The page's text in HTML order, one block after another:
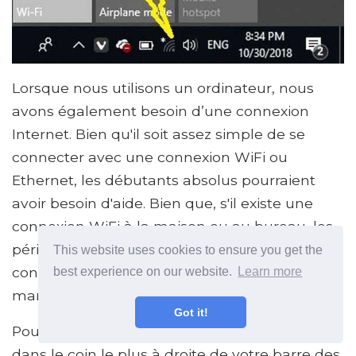
This website uses cookies to ensure you get the
best experience on our website.
Learn more
Got it!
Lorsque nous utilisons un ordinateur, nous
avons également besoin d’une connexion
Internet. Bien qu'il soit assez simple de se
connecter avec une connexion WiFi ou
Ethernet, les débutants absolus pourraient
avoir besoin d'aide. Bien que, s'il existe une
connexion WiFi à la maison ou au bureau, les
périphériques sont généralement déjà
connectés, si vous devez le faire
manuellement, ne vous inquiétez pas.
Pour configurer une connexion Internet, allez